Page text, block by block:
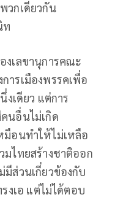
วกเดียวกัน
ท
งเลขานุการคณะ
ารเมืองพรรคเพื่อ
งเดียว แต่การ
นอื่นไม่เกิด
มือนทำให้ไม่เหลือ
มไทยสร้างชาติออก
มีส่วนเกี่ยวข้องกับ
งเอ แต่ไม่ได้ตอบ